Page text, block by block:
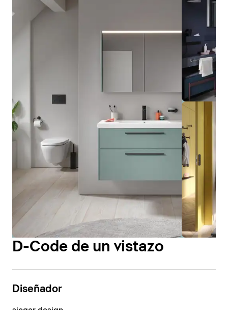
D-Code de un vistazo
Diseñador